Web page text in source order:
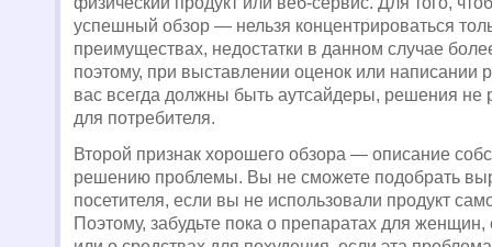
успешный обзор — нельзя концентрироваться
преимуществах, недостатки в данном случае
поэтому, при выставлении оценок или написании
вас всегда должны быть аутсайдеры, решения не
для потребителя.
Второй признак хорошего обзора — описание
решению проблемы. Вы не сможете подобрать
посетителя, если вы не использовали продукт
Поэтому, забудьте пока о препаратах для